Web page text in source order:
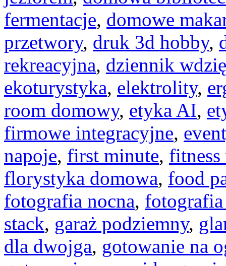
fermentacje, domowe
przetwory, druk 3d hobby,
rekreacyjna, dziennik
ekoturystyka, elektrolity,
room domowy, etyka AI,
firmowe integracyjne,
napoje, first minute,
florystyka domowa, food
fotografia nocna,
stack, garaż podziemny,
dla dwojga, gotowanie na